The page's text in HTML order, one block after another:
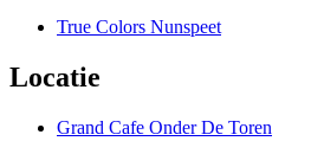
True Colors Nunspeet
Locatie
Grand Cafe Onder De Toren